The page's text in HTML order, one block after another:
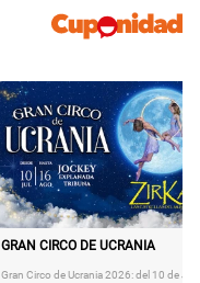
GRAN CIRCO DE UCRANIA
Gran Circo de Ucrania 2026: del 10 de